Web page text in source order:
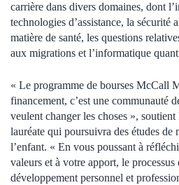
carrière dans divers domaines, dont
technologies d’assistance, la sécurité
matière de santé, les questions
aux migrations et l’informatique
« Le programme de bourses McCall
financement, c’est une communauté
veulent changer les choses »,
lauréate qui poursuivra des études de
l’enfant. « En vous poussant à
valeurs et à votre apport, le
développement personnel et